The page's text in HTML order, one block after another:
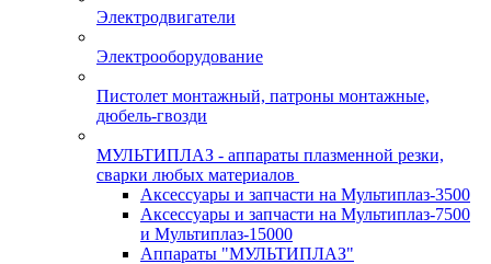
Электродвигатели
Электрооборудование
Пистолет монтажный, патроны монтажные,
дюбель-гвозди
МУЛЬТИПЛАЗ - аппараты плазменной резки,
сварки любых материалов
Аксессуары и запчасти на Мультиплаз-3500
Аксессуары и запчасти на Мультиплаз-7500
и Мультиплаз-15000
Аппараты "МУЛЬТИПЛАЗ"